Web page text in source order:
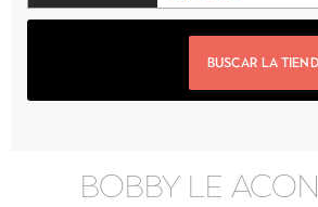
BUSCAR LA
BOBBY LE